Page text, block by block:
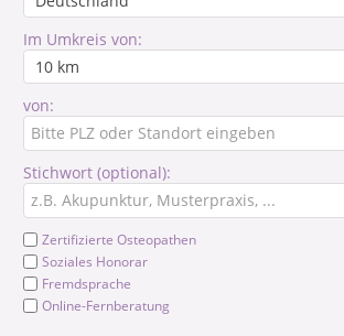
Im Umkreis von:
von:
Stichwort (optional):
Zertifizierte Osteopathen
Soziales Honorar
Fremdsprache
Online-Fernberatung